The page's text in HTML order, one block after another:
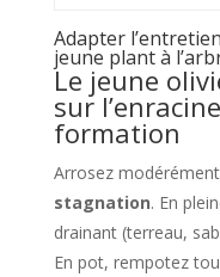
Adapter
jeune plant à
Le jeune
sur
formation
Arrosez
stagnation. En
drainant (terreau,
En pot, rempotez